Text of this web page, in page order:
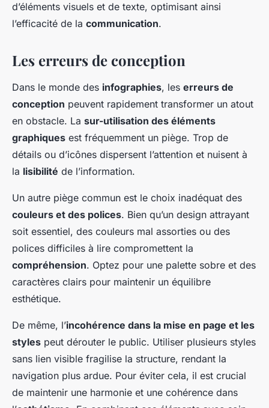
d’éléments visuels et de texte, optimisant ainsi
l’efficacité de la communication.
Les erreurs de conception
Dans le monde des infographies, les erreurs de
conception peuvent rapidement transformer un atout
en obstacle. La sur-utilisation des éléments
graphiques est fréquemment un piège. Trop de
détails ou d’icônes dispersent l’attention et nuisent à
la lisibilité de l’information.
Un autre piège commun est le choix inadéquat des
couleurs et des polices. Bien qu’un design attrayant
soit essentiel, des couleurs mal assorties ou des
polices difficiles à lire compromettent la
compréhension. Optez pour une palette sobre et des
caractères clairs pour maintenir un équilibre
esthétique.
De même, l’incohérence dans la mise en page et les
styles peut dérouter le public. Utiliser plusieurs styles
sans lien visible fragilise la structure, rendant la
navigation plus ardue. Pour éviter cela, il est crucial
de maintenir une harmonie et une cohérence dans